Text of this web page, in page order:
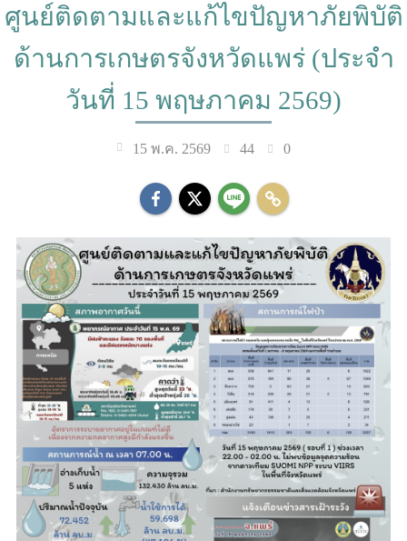
ศูนย์ติดตามและแก้ไขปัญหาภัยพิบัติ
ด้านการเกษตรจังหวัดแพร่ (ประจำ
วันที่ 15 พฤษภาคม 2569)
15 พ.ค. 2569 44 0